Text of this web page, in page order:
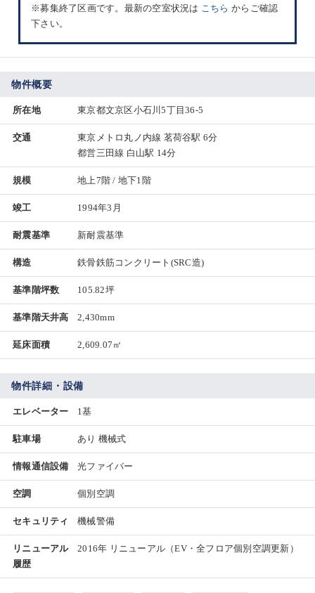
※募集終了区画です。最新の空室状況は こちら からご確認
下さい。
物件概要
所在地 東京都文京区小石川5丁目36-5
交通
東京メトロ丸ノ内線 茗荷谷駅 6分
都営三田線 白山駅 14分
規模 地上7階 / 地下1階
竣工 1994年3月
耐震基準 新耐震基準
構造 鉄骨鉄筋コンクリート(SRC造)
基準階坪数 105.82坪
基準階天井高 2,430mm
延床面積 2,609.07㎡
物件詳細・設備
エレベーター 1基
駐車場 あり 機械式
情報通信設備 光ファイバー
空調 個別空調
セキュリティ 機械警備
リニューアル
履歴
2016年 リニューアル（EV・全フロア個別空調更新）